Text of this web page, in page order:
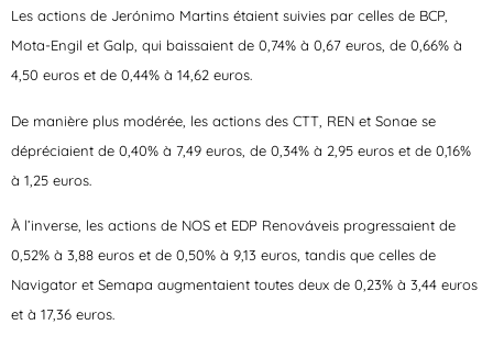
Les actions de Jerónimo Martins étaient suivies par celles de BCP,
Mota-Engil et Galp, qui baissaient de 0,74% à 0,67 euros, de 0,66% à
4,50 euros et de 0,44% à 14,62 euros.
De manière plus modérée, les actions des CTT, REN et Sonae se
dépréciaient de 0,40% à 7,49 euros, de 0,34% à 2,95 euros et de 0,16%
à 1,25 euros.
À l’inverse, les actions de NOS et EDP Renováveis progressaient de
0,52% à 3,88 euros et de 0,50% à 9,13 euros, tandis que celles de
Navigator et Semapa augmentaient toutes deux de 0,23% à 3,44 euros
et à 17,36 euros.